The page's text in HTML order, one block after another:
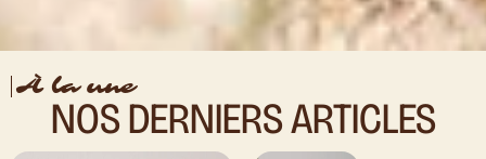
À la une
NOS DERNIERS ARTICLES